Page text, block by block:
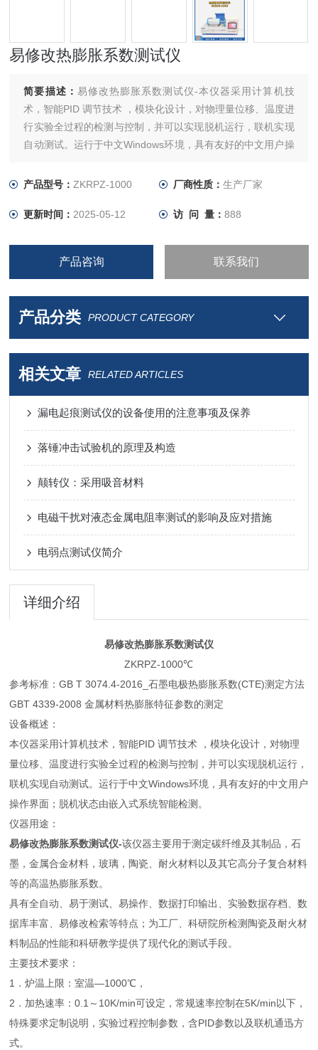
易修改热膨胀系数测试仪
简要描述： 易修改热膨胀系数测试仪-本仪器采用计算机技
术，智能PID 调节技术 ，模块化设计，对物理量位移、温度进
行实验全过程的检测与控制，并可以实现脱机运行，联机实现
自动测试。运行于中文Windows环境，具有友好的中文用户操
产品型号：ZKRPZ-1000 厂商性质： 生产厂家
更新时间： 2025-05-12 访 问 量： 888
产品咨询 联系我们
产品分类 PRODUCT CATEGORY
相关文章 RELATED ARTICLES
漏电起痕测试仪的设备使用的注意事项及保养
落锤冲击试验机的原理及构造
颠转仪：采用吸音材料
电磁干扰对液态金属电阻率测试的影响及应对措施
电弱点测试仪简介
详细介绍
易修改热膨胀系数测试仪
ZKRPZ-1000℃
参考标准：GB T 3074.4-2016_石墨电极热膨胀系数(CTE)测定方法
GBT 4339-2008 金属材料热膨胀特征参数的测定
设备概述：
本仪器采用计算机技术，智能PID 调节技术 ，模块化设计，对物理
量位移、温度进行实验全过程的检测与控制，并可以实现脱机运行，
联机实现自动测试。运行于中文Windows环境，具有友好的中文用户
操作界面；脱机状态由嵌入式系统智能检测。
仪器用途：
易修改热膨胀系数测试仪-该仪器主要用于测定碳纤维及其制品，石
墨，金属合金材料，玻璃，陶瓷、耐火材料以及其它高分子复合材料
等的高温热膨胀系数。
具有全自动、易于测试、易操作、数据打印输出、实验数据存档、数
据库丰富、易修改检索等特点；为工厂、科研院所检测陶瓷及耐火材
料制品的性能和科研教学提供了现代化的测试手段。
主要技术要求：
1．炉温上限：室温—1000℃，
2．加热速率：0.1～10K/min可设定，常规速率控制在5K/min以下，
特殊要求定制说明，实验过程控制参数，含PID参数以及联机通迅方
式。